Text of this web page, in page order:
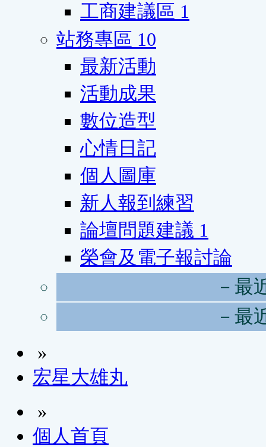
工商建議區 1
站務專區 10
最新活動
活動成果
數位造型
心情日記
個人圖庫
新人報到練習
論壇問題建議 1
榮會及電子報討論
－最
－最
»
宏星大雄丸
»
個人首頁